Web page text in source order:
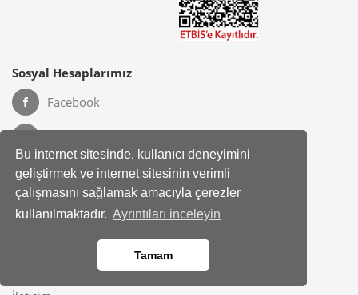
Bu internet sitesinde, kullanıcı deneyimini
geliştirmek ve internet sitesinin verimli
çalışmasını sağlamak amacıyla çerezler
kullanılmaktadır. Ayrıntıları inceleyin
Tamam
Sosyal Hesaplarımız
Facebook
Kurumsal
Hakkımızda